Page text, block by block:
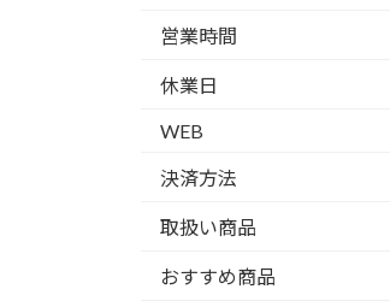
営業時間
休業日
WEB
決済方法
取扱い商品
おすすめ商品